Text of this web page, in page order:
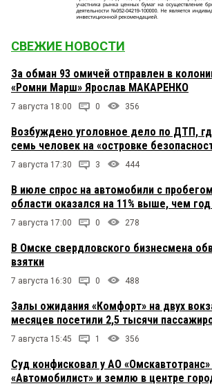
СВЕЖИЕ НОВОСТИ
За обман 93 омичей отправлен в
«Ромни Марш» Ярослав МАКАРЕНКО
7 августа 18:00 0 356
Возбуждено уголовное дело по ДТП,
семь человек на «островке
7 августа 17:30 3 444
В июле спрос на автомобили с
области оказался на 11% выше, чем
7 августа 17:00 0 278
В Омске свердловского бизнесмена
взятки
7 августа 16:30 0 488
Залы ожидания «Комфорт» на двух
месяцев посетили 2,5 тысячи
7 августа 15:45 1 356
Суд конфисковал у АО
«Автомобилист» и землю в центре